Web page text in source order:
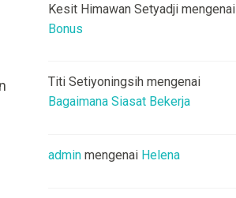
Kesit Himawan Setyadji mengenai
Bonus
Titi Setiyoningsih mengenai
Bagaimana Siasat Bekerja
admin mengenai Helena